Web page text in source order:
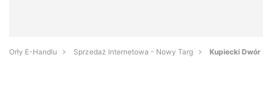
Orły E-Handlu Sprzedaż Internetowa - Nowy Targ Kupiecki Dwór